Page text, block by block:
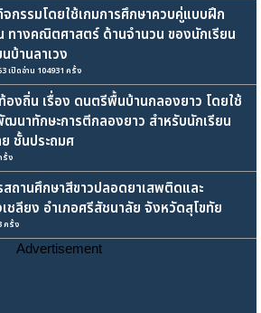
กรรมโดยใช้เกมการศึกษาควบคู่แบบฝึก
างคณิตศาสตร์ ด้านจำนวน ของนักเรียน
บ้านลาเวง
เปิดอ่าน 104931 ครั้ง
งถิ่น เรื่อง ดนตรีพื้นบ้านกลองยาว โดยใช้
าทักษะการตีกลองยาว สำหรับนักเรียน
ชั้นประถมศ
รั้ง
สถานศึกษาสีขาวปลอดยาเสพติดและ
ชลียง อำเภอศรีสัชนาลัย จังหวัดสุโขทัย
ครั้ง
Advertisement